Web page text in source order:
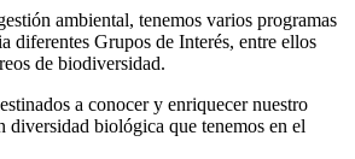
ambiental, tenemos varios programas
diferentes Grupos de Interés, entre ellos
de biodiversidad.
a conocer y enriquecer nuestro
diversidad biológica que tenemos en el